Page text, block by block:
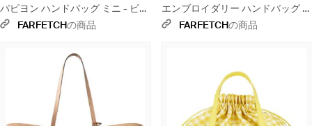
パピヨン ハンドバッグ ミニ - ピン
ク
FARFETCHの商品
エンブロイダリー ハンドバッグ -
レッドFARFETCHの商品